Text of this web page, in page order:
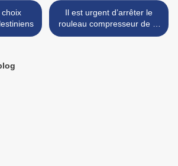
Il est urgent d’arrêter le
rouleau compresseur de la
colonisation >